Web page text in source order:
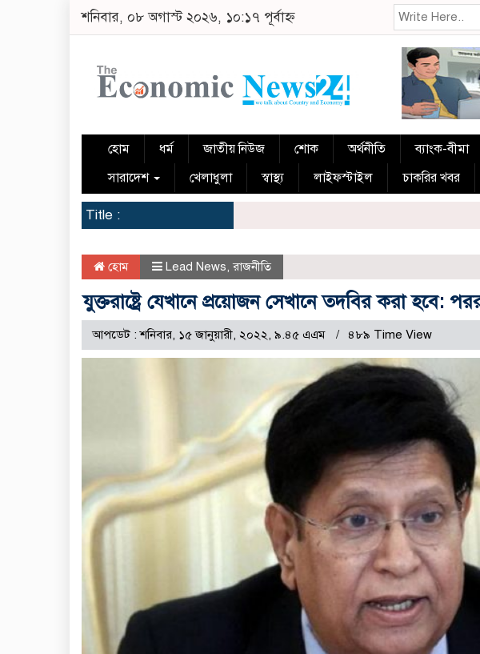
শনিবার, ০৮ অগাস্ট ২০২৬, ১০:১৭ পূর্বাহ্ন
হোম ধর্ম জাতীয় নিউজ শোক অর্থনীতি ব্যাংক-বীমা
সারাদেশ
খেলাধুলা স্বাস্থ্য লাইফস্টাইল চাকরির খবর
Title :
হোম Lead News, রাজনীতি
যুক্তরাষ্ট্রে যেখানে প্রয়োজন সেখানে তদবির করা হবে:
আপডেট : শনিবার, ১৫ জানুয়ারী, ২০২২, ৯.৪৫ এএম ৪৮৯ Time View